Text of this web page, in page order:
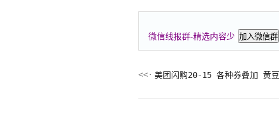
微信线报群-精选内容少 加入微信群
美团闪购20-15 各种券叠加 黄